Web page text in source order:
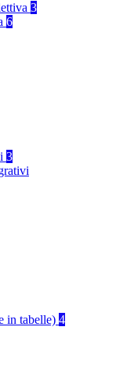
3
6
3
in tabelle) 4